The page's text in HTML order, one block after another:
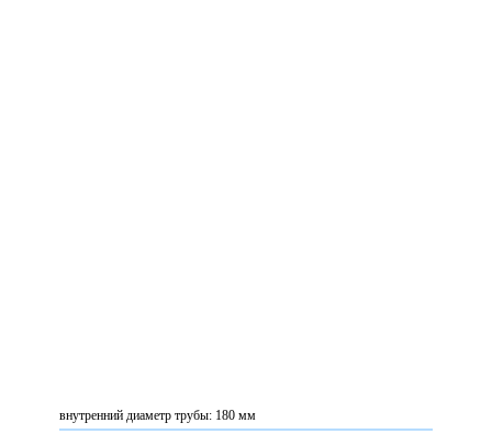
внутренний диаметр трубы: 180 мм